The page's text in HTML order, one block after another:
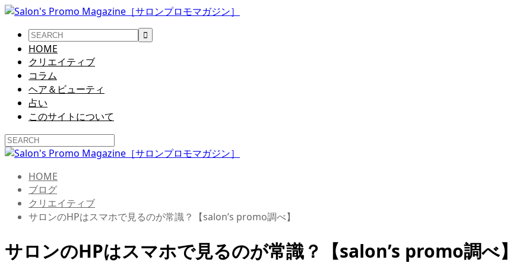
HOME
クリエイティブ
コラム
ヘア＆ビューティ
占い
このサイトについて
HOME
ブログ
クリエイティブ
サロンのHPはスマホで見るのが常識？【salon’s promo調べ】
サロンのHPはスマホで見るのが常識？【salon’s promo調べ】